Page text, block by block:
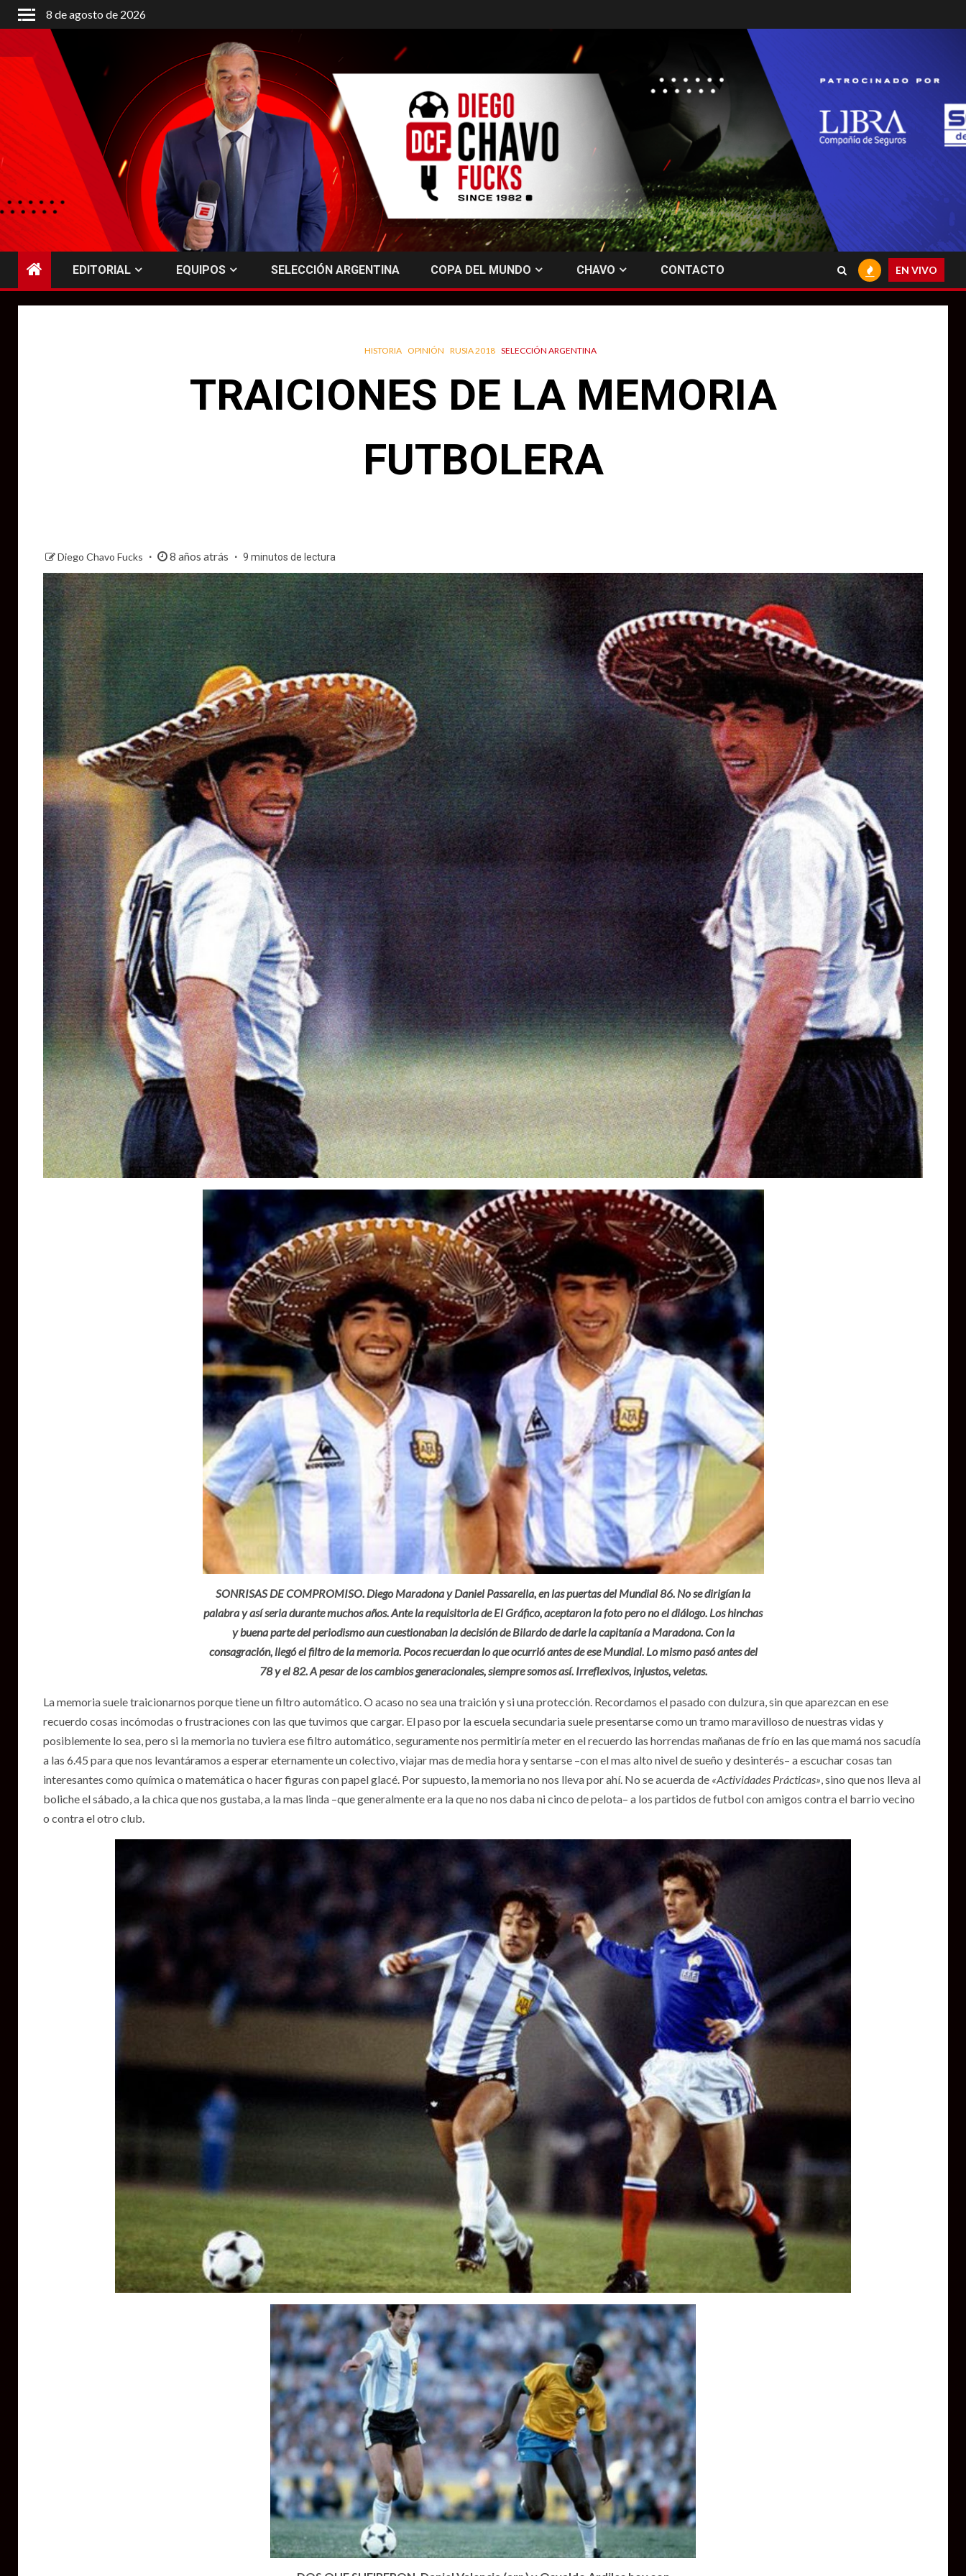
Saltar
al
8 de agosto de 2026
EDITORIAL EQUIPOS SELECCIÓN ARGENTINA COPA DEL MUNDO CHAVO CONTACTO EN VIVO
HISTORIA OPINIÓN RUSIA 2018 SELECCIÓN ARGENTINA
TRAICIONES DE LA MEMORIA
FUTBOLERA
Diego Chavo Fucks 8 años atrás 9 minutos de lectura
SONRISAS DE COMPROMISO. Diego Maradona y Daniel Passarella, en las puertas del Mundial 86. No se dirigían la
palabra y así seria durante muchos años. Ante la requisitoria de El Gráfico, aceptaron la foto pero no el diálogo. Los hinchas
y buena parte del periodismo aun cuestionaban la decisión de Bilardo de darle la capitanía a Maradona. Con la
consagración, llegó el filtro de la memoria. Pocos recuerdan lo que ocurrió antes de ese Mundial. Lo mismo pasó antes del
78 y el 82. A pesar de los cambios generacionales, siempre somos así. Irreflexivos, injustos, veletas.
La memoria suele traicionarnos porque tiene un filtro automático. O acaso no sea una traición y si una protección. Recordamos el pasado con dulzura, sin que aparezcan en ese
recuerdo cosas incómodas o frustraciones con las que tuvimos que cargar. El paso por la escuela secundaria suele presentarse como un tramo maravilloso de nuestras vidas y
posiblemente lo sea, pero si la memoria no tuviera ese filtro automático, seguramente nos permitiría meter en el recuerdo las horrendas mañanas de frío en las que mamá nos sacudía
a las 6.45 para que nos levantáramos a esperar eternamente un colectivo, viajar mas de media hora y sentarse –con el mas alto nivel de sueño y desinterés– a escuchar cosas tan
interesantes como química o matemática o hacer figuras con papel glacé. Por supuesto, la memoria no nos lleva por ahí. No se acuerda de «Actividades Prácticas», sino que nos lleva al
boliche el sábado, a la chica que nos gustaba, a la mas linda –que generalmente era la que no nos daba ni cinco de pelota– a los partidos de futbol con amigos contra el barrio vecino
o contra el otro club.